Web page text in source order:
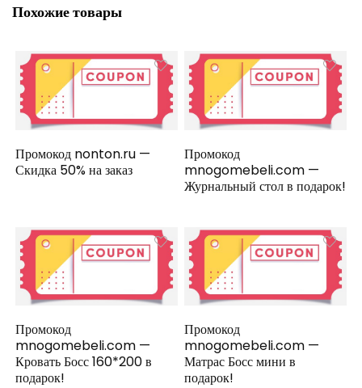
Похожие товары
Промокод nonton.ru —
Скидка 50% на заказ
Промокод
mnogomebeli.com —
Журнальный стол в подарок!
Промокод
mnogomebeli.com —
Кровать Босс 160*200 в
подарок!
Промокод
mnogomebeli.com —
Матрас Босс мини в
подарок!